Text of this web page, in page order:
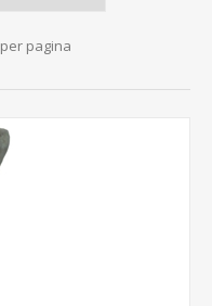
per pagina